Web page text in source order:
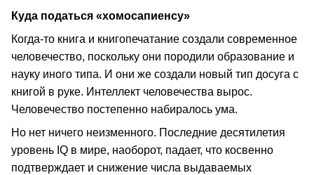
Куда податься «хомосапиенсу»
Когда-то книга и книгопечатание создали современное
человечество, поскольку они породили образование и
науку иного типа. И они же создали новый тип досуга с
книгой в руке. Интеллект человечества вырос.
Человечество постепенно набиралось ума.
Но нет ничего неизменного. Последние десятилетия
уровень IQ в мире, наоборот, падает, что косвенно
подтверждает и снижение числа выдаваемых